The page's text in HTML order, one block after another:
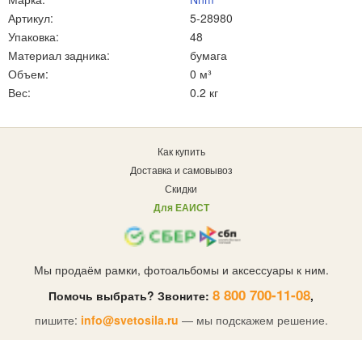
Артикул:
5-28980
Упаковка:
48
Материал задника:
бумага
Объем:
0 м³
Вес:
0.2 кг
Как купить
Доставка и самовывоз
Скидки
Для ЕАИСТ
Мы продаём рамки, фотоальбомы и аксессуары к ним.
Помочь выбрать? Звоните: 8 800 700-11-08,
пишите: info@svetosila.ru — мы подскажем решение.